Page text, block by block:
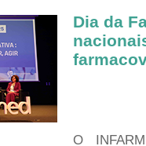
Dia da
O